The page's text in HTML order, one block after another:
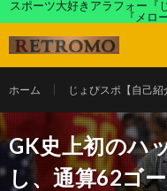
スポーツ大好きアラフォー『
『メロ
ホーム じょびスポ【自己紹
GK史上初のハ
し、通算62ゴ